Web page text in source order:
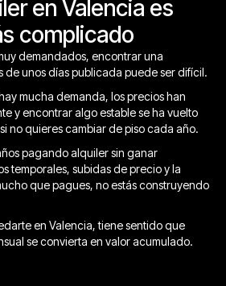
en Valencia es
complicado
demandados, encontrar una
de unos días publicada puede ser difícil.​
mucha demanda, los precios han
y encontrar algo estable se ha vuelto
no quieres cambiar de piso cada año.​
pagando alquiler sin ganar
temporales, subidas de precio y la
que pagues, no estás construyendo
en Valencia, tiene sentido que
se convierta en valor acumulado.​